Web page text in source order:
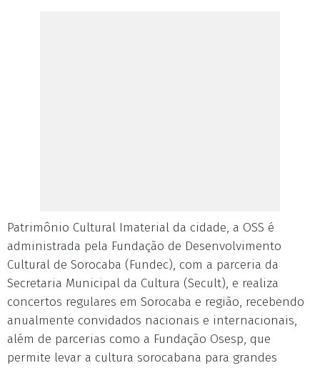
Patrimônio Cultural Imaterial da cidade, a OSS é
administrada pela Fundação de Desenvolvimento
Cultural de Sorocaba (Fundec), com a parceria da
Secretaria Municipal da Cultura (Secult), e realiza
concertos regulares em Sorocaba e região, recebendo
anualmente convidados nacionais e internacionais,
além de parcerias como a Fundação Osesp, que
permite levar a cultura sorocabana para grandes